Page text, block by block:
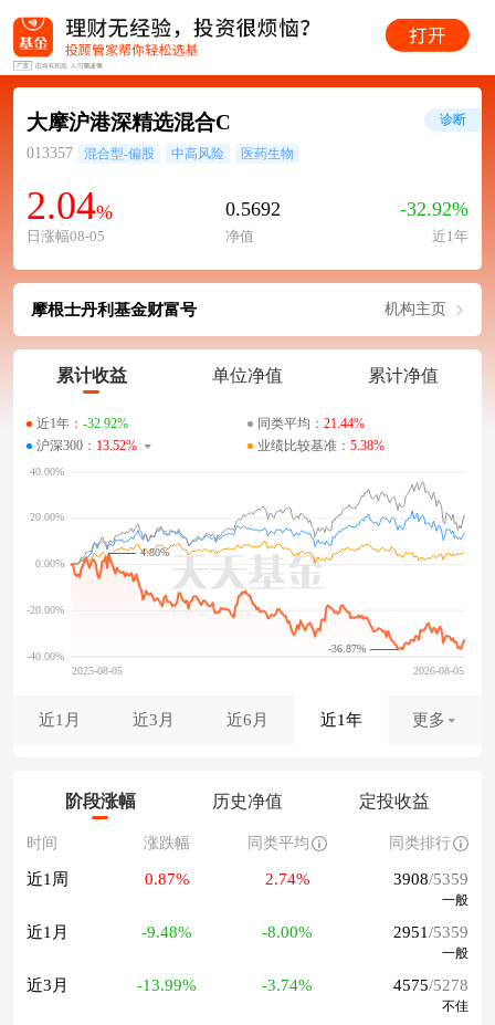
大摩沪港深精选混合C
013357 混合型-偏股 中高风险 医药生物
2.04%
日涨幅08-05
0.5692
净值
-32.92%
近1年
诊断
摩根士丹利基金财富号 机构主页
累计收益 单位净值 累计净值
近1年： -32.92% 同类平均： 21.44%
沪深300： 13.52% 业绩比较基准： 5.38%
-36.87%
4.80%
近1月 近3月 近6月 近1年 更多
阶段涨幅 历史净值 定投收益
时间 涨跌幅 同类平均 同类排行
近1周 0.87% 2.74% 3908/5359
一般
近1月 -9.48% -8.00% 2951/5359
一般
近3月 -13.99% -3.74% 4575/5278
不佳